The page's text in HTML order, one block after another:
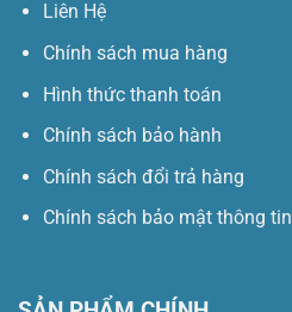
Liên Hệ
Chính sách mua hàng
Hình thức thanh toán
Chính sách bảo hành
Chính sách đổi trả hàng
Chính sách bảo mật thông tin